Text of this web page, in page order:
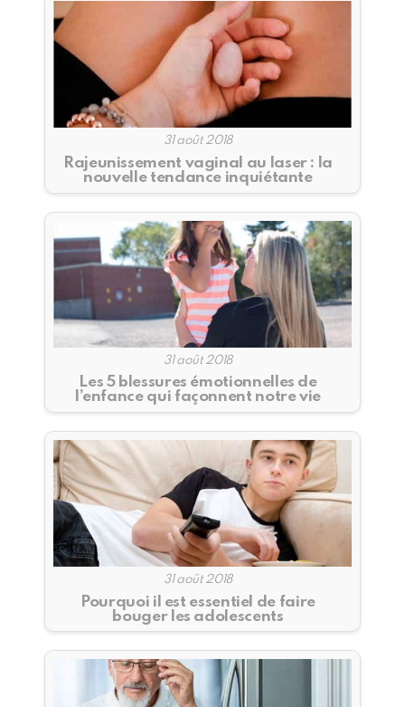
31 août 2018
Rajeunissement vaginal au laser : la
nouvelle tendance inquiétante
31 août 2018
Les 5 blessures émotionnelles de
l’enfance qui façonnent notre vie
31 août 2018
Pourquoi il est essentiel de faire
bouger les adolescents